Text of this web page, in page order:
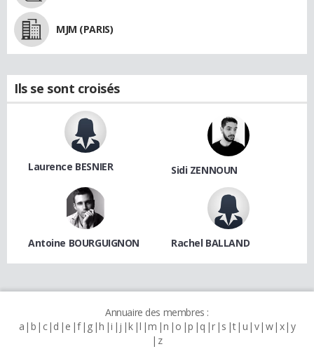
MJM (PARIS)
Ils se sont croisés
Laurence BESNIER Sidi ZENNOUN
Antoine BOURGUIGNON Rachel BALLAND
Annuaire des membres :
a b c d e f g h i j k l m n o p q r s t u v w x y
z